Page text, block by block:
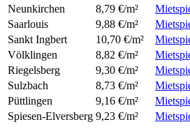
Neunkirchen
8,79 €/m²
Saarlouis
9,88 €/m²
Sankt Ingbert
10,70 €/m²
Völklingen
8,82 €/m²
Riegelsberg
9,30 €/m²
Sulzbach
8,73 €/m²
Püttlingen
9,16 €/m²
Spiesen-Elversberg 9,23 €/m²